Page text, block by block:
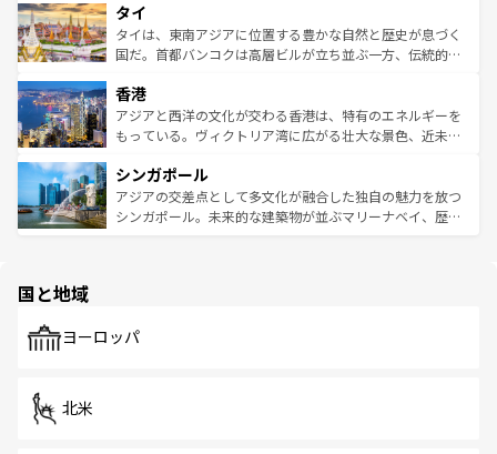
リティに包まれながら、韓国の多彩な魅力を心ゆくまで味
わってみてほしい。 なお、新着の韓国情報はコンテンツ一
覧を参照してほしい。
急速な発展と共に伝統が息づく。ハノイの古い町並みやホ
ーチミン市のフランス統治時代の建物も、独特の雰囲気を
醸し出している。また、バラエティの豊かさとおいしさで
とつ。フォーやバインミー、ベトナムコーヒーなどは、ぜ
ひ現地で味わいたい。どの地域を訪れてもあたたかい人々
が旅行者を迎えてくれるので、きっと忘れられない旅にな
参照してほしい。
タイ
タイは、東南アジアに位置する豊かな自然と歴史が息づく
国だ。首都バンコクは高層ビルが立ち並ぶ一方、伝統的な
の活気が交差している。北部ではチェンマイなどの山岳地
帯で自然と触れ合い、南部ではプーケットやクラビの美し
いビーチでリゾート気分を楽しむことができる。タイ料理
激する。気候は一年中温暖で、どの季節にも異なる楽しみ
が待っている。親しみやすいタイの人々、仏教を中心とし
た文化、そして多様な観光資源が、訪れる旅人を魅了し続
香港
アジアと西洋の文化が交わる香港は、特有のエネルギーを
もっている。ヴィクトリア湾に広がる壮大な景色、近未来
み、どこを訪れても感動するはず。観光スポットが密集し
ており、効率よく見どころを回れるのも魅力。息をのむよ
うな絶景から文化的な体験まで、香港を存分に楽しみ尽く
シンガポール
アジアの交差点として多文化が融合した独自の魅力を放つ
シンガポール。未来的な建築物が並ぶマリーナベイ、歴史
で、ホーカーズは地元の風情を楽しめる外せないスポット
国と地域
ヨーロッパ
北米